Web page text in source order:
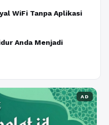
WiFi Tanpa Aplikasi
Anda Menjadi
AD